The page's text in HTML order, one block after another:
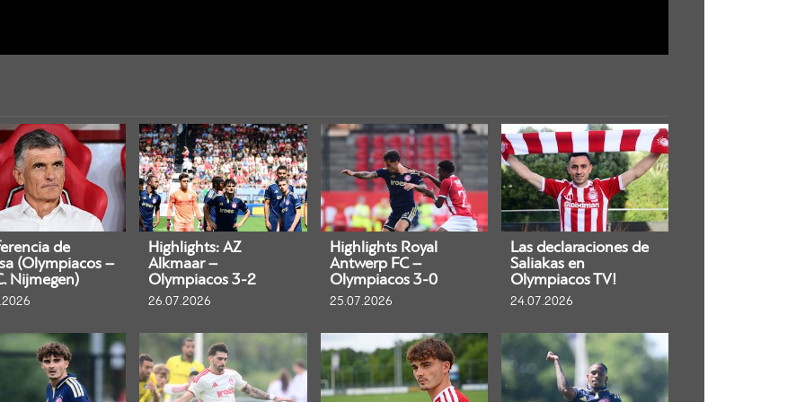
de
(Olympiacos –
Nijmegen)
Highlights: AZ
Alkmaar –
Olympiacos 3-2
26.07.2026
Highlights Royal
Antwerp FC –
Olympiacos 3-0
25.07.2026
Las declaraciones de
Saliakas en
Olympiacos TV!
24.07.2026